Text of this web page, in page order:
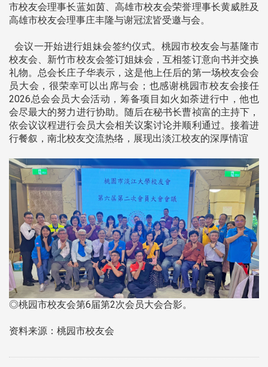
市校友会理事长蓝如茵、高雄市校友会荣誉理事长黄威胜及
高雄市校友会理事庄丰隆与谢冠浤皆受邀与会。
会议一开始进行姐妹会签约仪式。桃园市校友会与基隆市
校友会、新竹市校友会签订姐妹会，互相签订意向书并交换
礼物。总会长庄子华表示，这是他上任后的第一场校友会会
员大会，很荣幸可以出席与会；也感谢桃园市校友会接任
2026总会会员大会活动，筹备项目如火如荼进行中，他也
会尽最大的努力进行协助。随后在秘书长曹祯富的主持下，
依会议议程进行会员大会相关议案讨论并顺利通过。接着进
行餐叙，南北校友交流热络，展现出淡江校友的深厚情谊
◎桃园市校友会第6届第2次会员大会合影。
资料来源：桃园市校友会